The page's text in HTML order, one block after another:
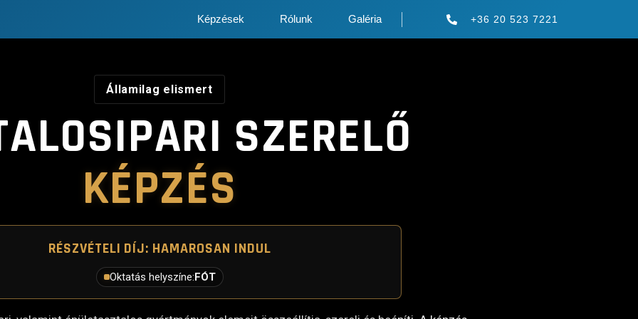
Képzések Rólunk Galéria +36 20 523 7221
Államilag elismert
SZERELŐ
KÉPZÉS
RÉSZVÉTELI DÍJ: HAMAROSAN INDUL
Oktatás helyszíne:FÓT